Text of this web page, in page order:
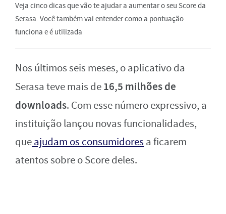
Veja cinco dicas que vão te ajudar a aumentar o seu Score da
Serasa. Você também vai entender como a pontuação
funciona e é utilizada
Nos últimos seis meses, o aplicativo da
Serasa teve mais de16,5 milhões de
downloads. Com esse número expressivo, a
instituição lançou novas funcionalidades,
queajudam os consumidores a ficarem
atentos sobre o Score deles.